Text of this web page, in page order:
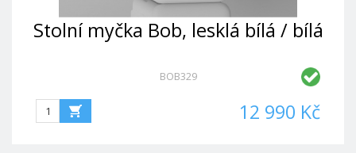
Stolní myčka Bob, lesklá bílá / bílá
BOB329
12 990 Kč